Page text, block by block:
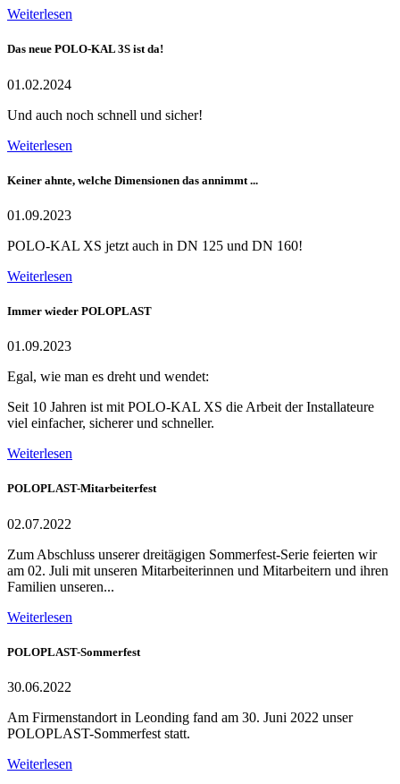
Weiterlesen
Das neue POLO-KAL 3S ist da!
01.02.2024
Und auch noch schnell und sicher!
Weiterlesen
Keiner ahnte, welche Dimensionen das annimmt ...
01.09.2023
POLO-KAL XS jetzt auch in DN 125 und DN 160!
Weiterlesen
Immer wieder POLOPLAST
01.09.2023
Egal, wie man es dreht und wendet:
Seit 10 Jahren ist mit POLO-KAL XS die Arbeit der Installateure
viel einfacher, sicherer und schneller.
Weiterlesen
POLOPLAST-Mitarbeiterfest
02.07.2022
Zum Abschluss unserer dreitägigen Sommerfest-Serie feierten wir
am 02. Juli mit unseren Mitarbeiterinnen und Mitarbeitern und ihren
Familien unseren...
Weiterlesen
POLOPLAST-Sommerfest
30.06.2022
Am Firmenstandort in Leonding fand am 30. Juni 2022 unser
POLOPLAST-Sommerfest statt.
Weiterlesen